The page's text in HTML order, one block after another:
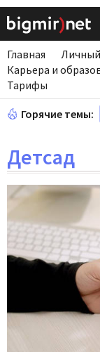
Главная
Карьера и
Тарифы
Горячие темы:
Детсад